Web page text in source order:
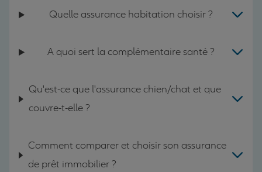
Quelle assurance habitation choisir ?
A quoi sert la complémentaire santé ?
Qu'est-ce que l'assurance chien/chat et que
couvre-t-elle ?
Comment comparer et choisir son assurance
de prêt immobilier ?